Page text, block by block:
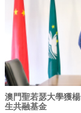
澳門聖若瑟大學獲
生共融基金